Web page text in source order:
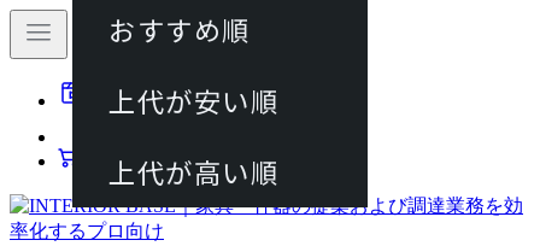
動画マニュアル
カート
おすすめ順
上代が安い順
上代が高い順